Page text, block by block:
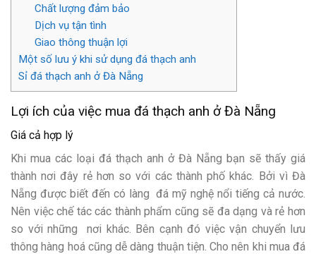
Chất lượng đảm bảo
Dịch vụ tận tình
Giao thông thuận lợi
Một số lưu ý khi sử dụng đá thạch anh
Sỉ đá thạch anh ở Đà Nẵng
Lợi ích của việc mua đá thạch anh ở Đà Nẵng
Giá cả hợp lý
Khi mua các loại đá thạch anh ở Đà Nẵng bạn sẽ thấy giá
thành nơi đây rẻ hơn so với các thành phố khác. Bởi vì Đà
Nẵng được biết đến có làng đá mỹ nghệ nổi tiếng cả nước.
Nên việc chế tác các thành phẩm cũng sẽ đa dạng và rẻ hơn
so với những nơi khác. Bên cạnh đó việc vận chuyển lưu
thông hàng hoá cũng dễ dàng thuận tiện. Cho nên khi mua đá